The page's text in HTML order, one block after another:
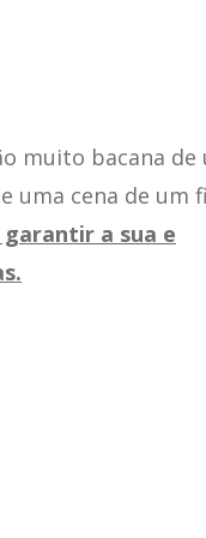
muito bacana de
uma cena de um
a sua e